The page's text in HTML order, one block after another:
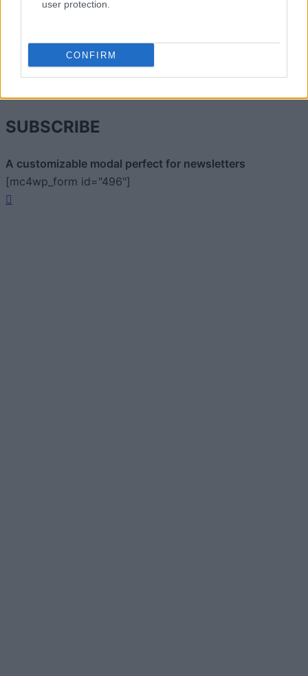
user protection.
CONFIRM
Zacznij pisać, żeby zobaczyć wyniki lub przyciśnij ESC,
SUBSCRIBE
A customizable modal perfect for newsletters
[mc4wp_form id="496"]